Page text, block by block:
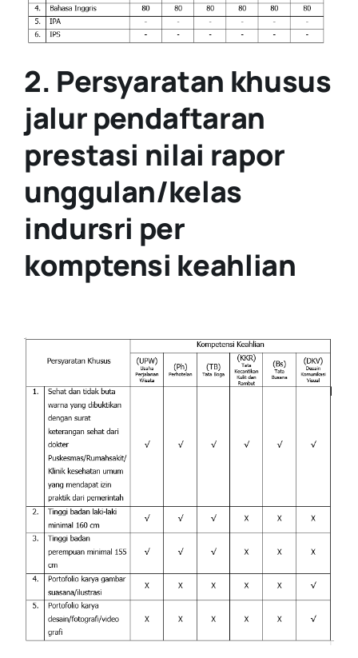
2. Persyaratan khusus
jalur pendaftaran
prestasi nilai rapor
unggulan/kelas
indursri per
komptensi keahlian